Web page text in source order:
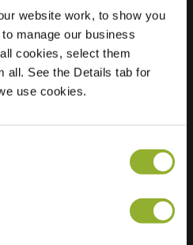
website work, to show you
manage our business
cookies, select them
all. See the Details tab for
use cookies.
Rietgansstraat 49
3291 VJ Strijen
Países Baixos